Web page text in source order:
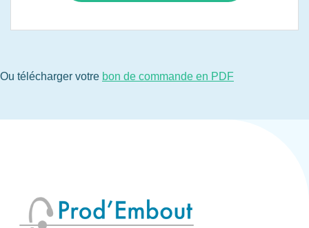
Ou télécharger votre bon de commande en PDF